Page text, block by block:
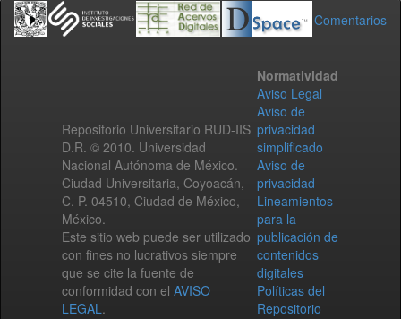
Comentarios
Repositorio Universitario RUD-IIS
D.R. © 2010. Universidad
Nacional Autónoma de México.
Ciudad Universitaria, Coyoacán,
C. P. 04510, Ciudad de México,
México.
Este sitio web puede ser utilizado
con fines no lucrativos siempre
que se cite la fuente de
conformidad con el AVISO
LEGAL.
Normatividad
Aviso Legal
Aviso de
privacidad
simplificado
Aviso de
privacidad
Lineamientos
para la
publicación de
contenidos
digitales
Políticas del
Repositorio